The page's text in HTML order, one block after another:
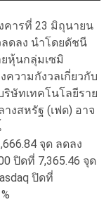
คารที่ 23 มิถุนายน
ดลง นำโดยดัชนี
ยหุ้นกลุ่มเซมิ
วามกังวลเกี่ยวกับ
ษัทเทคโนโลยีราย
งสหรัฐ (เฟด) อาจ
จุด ลดลง
ปิดที่ 7,365.46 จุด
ปิดที่